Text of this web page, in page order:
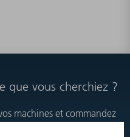
que vous cherchiez ?
machines et commandez